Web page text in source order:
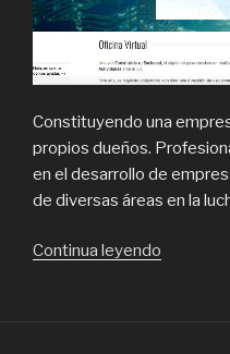
Constituyendo una
propios dueños.
en el desarrollo de
de diversas áreas en la
Continua leyendo